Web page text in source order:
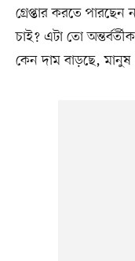
গ্রেপ্তার করতে
চাই? এটা তো
কেন দাম বাড়ছে,